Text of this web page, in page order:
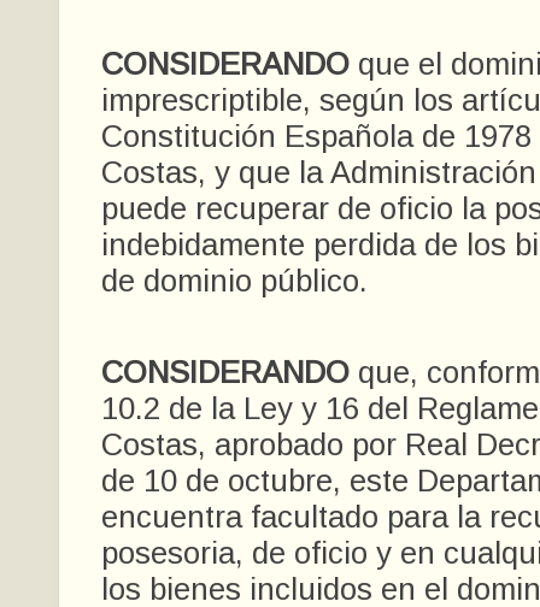
CONSIDERANDO que el
imprescriptible, según los
Constitución Española de
Costas, y que la
puede recuperar de oficio la
indebidamente perdida de los
de dominio público.
CONSIDERANDO que,
10.2 de la Ley y 16 del
Costas, aprobado por Real
de 10 de octubre, este
encuentra facultado para la
posesoria, de oficio y en
los bienes incluidos en el